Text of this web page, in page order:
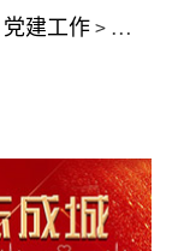
党建工作> 党建